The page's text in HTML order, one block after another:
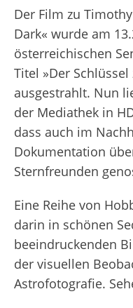
Der Film zu
Dark« wurde am
österreichischen
Titel »Der
ausgestrahlt. Nun
der Mediathek in
dass auch im
Dokumentation
Sternfreunden
Eine Reihe von
darin in schönen
beeindruckenden
der visuellen
Astrofotografie.